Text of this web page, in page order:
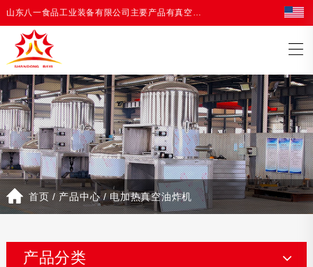
山东八一食品工业装备有限公司主要产品有真空油炸机，油炸生产线等油炸设备
首页/产品中心/电加热真空油炸机
产品分类